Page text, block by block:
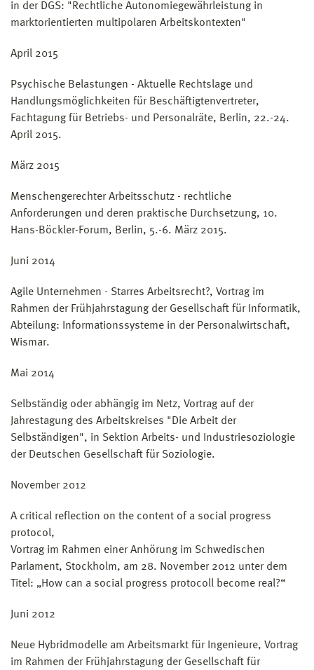
in der DGS: "Rechtliche Autonomiegewährleistung in
marktorientierten multipolaren Arbeitskontexten"
April 2015
Psychische Belastungen - Aktuelle Rechtslage und
Handlungsmöglichkeiten für Beschäftigtenvertreter,
Fachtagung für Betriebs- und Personalräte, Berlin, 22.-24.
April 2015.
März 2015
Menschengerechter Arbeitsschutz - rechtliche
Anforderungen und deren praktische Durchsetzung, 10.
Hans-Böckler-Forum, Berlin, 5.-6. März 2015.
Juni 2014
Agile Unternehmen - Starres Arbeitsrecht?, Vortrag im
Rahmen der Frühjahrstagung der Gesellschaft für Informatik,
Abteilung: Informationssysteme in der Personalwirtschaft,
Wismar.
Mai 2014
Selbständig oder abhängig im Netz, Vortrag auf der
Jahrestagung des Arbeitskreises "Die Arbeit der
Selbständigen", in Sektion Arbeits- und Industriesoziologie
der Deutschen Gesellschaft für Soziologie.
November 2012
A critical reflection on the content of a social progress
protocol,
Vortrag im Rahmen einer Anhörung im Schwedischen
Parlament, Stockholm, am 28. November 2012 unter dem
Titel: „How can a social progress protocoll become real?“
Juni 2012
Neue Hybridmodelle am Arbeitsmarkt für Ingenieure, Vortrag
im Rahmen der Frühjahrstagung der Gesellschaft für